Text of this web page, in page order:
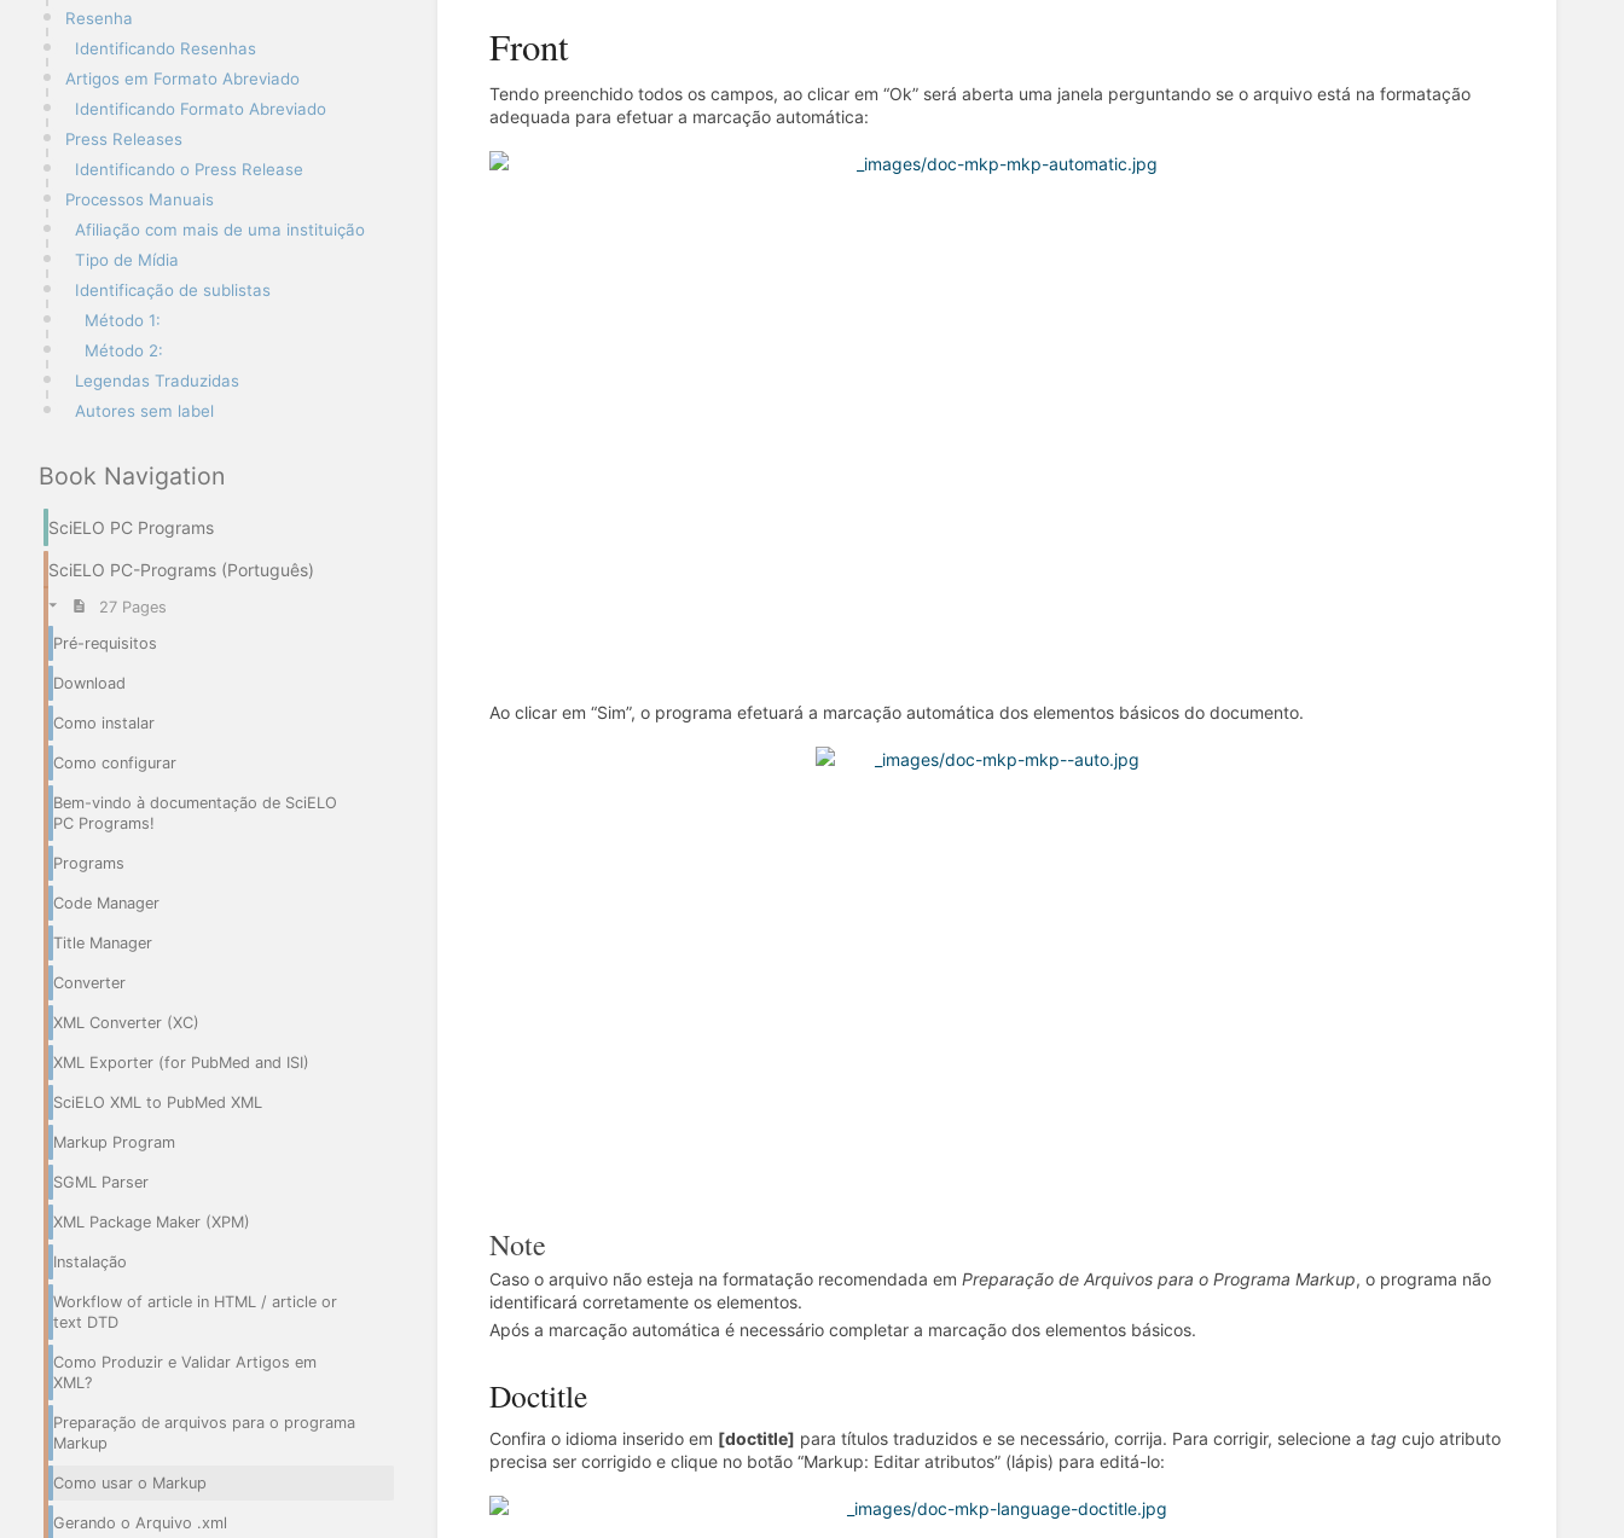
Resenha
Identificando Resenhas
Artigos em Formato Abreviado
Identificando Formato Abreviado
Press Releases
Identificando o Press Release
Processos Manuais
Afiliação com mais de uma instituição
Tipo de Mídia
Identificação de sublistas
Método 1:
Método 2:
Legendas Traduzidas
Autores sem label
Book Navigation
SciELO PC Programs
SciELO PC-Programs (Português)
27 Pages
Pré-requisitos
Download
Como instalar
Como configurar
Bem-vindo à documentação de SciELO
PC Programs!
Programs
Code Manager
Title Manager
Converter
XML Converter (XC)
XML Exporter (for PubMed and ISI)
SciELO XML to PubMed XML
Markup Program
SGML Parser
XML Package Maker (XPM)
Instalação
Workflow of article in HTML / article or
text DTD
Como Produzir e Validar Artigos em
XML?
Preparação de arquivos para o programa
Markup
Como usar o Markup
Gerando o Arquivo .xml
Front
Tendo preenchido todos os campos, ao clicar em “Ok” será aberta uma janela perguntando se o arquivo está na formatação
adequada para efetuar a marcação automática:
Ao clicar em “Sim”, o programa efetuará a marcação automática dos elementos básicos do documento.
Note
Caso o arquivo não esteja na formatação recomendada em Preparação de Arquivos para o Programa Markup, o programa não
identificará corretamente os elementos.
Após a marcação automática é necessário completar a marcação dos elementos básicos.
Doctitle
Confira o idioma inserido em [doctitle] para títulos traduzidos e se necessário, corrija. Para corrigir, selecione a tag cujo atributo
precisa ser corrigido e clique no botão “Markup: Editar atributos” (lápis) para editá-lo: